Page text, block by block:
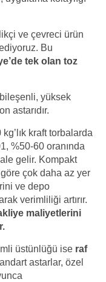
ve çevreci ürün
Bu
tek olan toz
yüksek
astarıdır.
kraft torbalarda
%50-60 oranında
gelir. Kompakt
çok daha az yer
ve depo
verimliliği artırır.
maliyetlerini
üstünlüğü ise raf
astarlar, özel